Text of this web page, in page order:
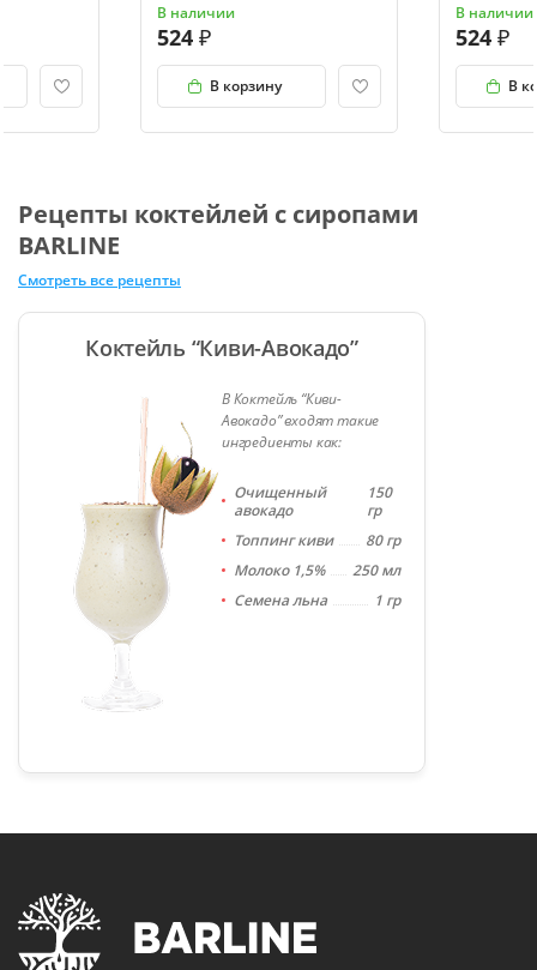
В наличии
524
В корзину
В наличии
524
В
Рецепты коктейлей с сиропами
BARLINE
Смотреть все рецепты
Коктейль “Киви-Авокадо”
В Коктейль “Киви-
Авокадо” входят такие
ингредиенты как:
Очищенный
авокадо
150
гр
Топпинг киви
80 гр
Молоко 1,5%
250 мл
Семена льна
1 гр